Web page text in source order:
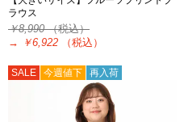
ラウス
￥8,990（税込）
→
￥6,922 （税込）
SALE 今週値下 再入荷